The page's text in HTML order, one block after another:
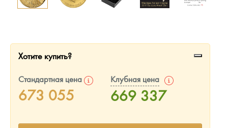
Русская нумизматика
Книги по нумизматике
Хотите купить?
Стандартная цена
673 055
Клубная цена
669 337